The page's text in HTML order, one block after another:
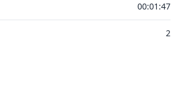
00:01:47
2